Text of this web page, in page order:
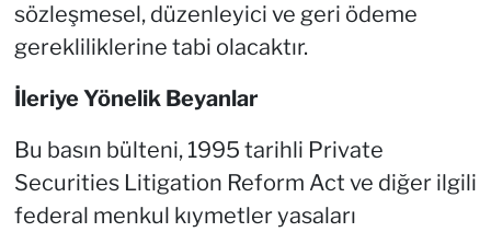
sözleşmesel, düzenleyici ve geri ödeme
gerekliliklerine tabi olacaktır.
İleriye Yönelik Beyanlar
Bu basın bülteni, 1995 tarihli Private
Securities Litigation Reform Act ve diğer ilgili
federal menkul kıymetler yasaları